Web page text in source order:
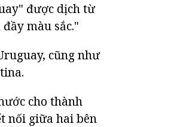
được dịch từ
màu sắc."
cũng như
cho thành
nối giữa hai bên